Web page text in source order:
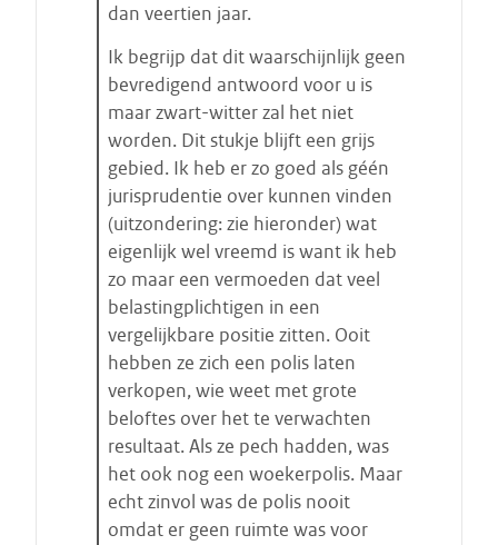
dan veertien jaar.
Ik begrijp dat dit waarschijnlijk geen
bevredigend antwoord voor u is
maar zwart-witter zal het niet
worden. Dit stukje blijft een grijs
gebied. Ik heb er zo goed als géén
jurisprudentie over kunnen vinden
(uitzondering: zie hieronder) wat
eigenlijk wel vreemd is want ik heb
zo maar een vermoeden dat veel
belastingplichtigen in een
vergelijkbare positie zitten. Ooit
hebben ze zich een polis laten
verkopen, wie weet met grote
beloftes over het te verwachten
resultaat. Als ze pech hadden, was
het ook nog een woekerpolis. Maar
echt zinvol was de polis nooit
omdat er geen ruimte was voor